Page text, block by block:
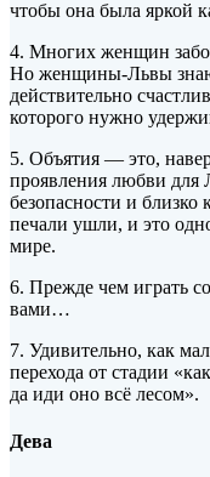
чтобы она была яркой
4. Многих женщин
Но женщины-Львы
действительно
которого нужно
5. Объятия — это,
проявления любви для
безопасности и близко
печали ушли, и это
мире.
6. Прежде чем играть
вами…
7. Удивительно, как
перехода от стадии
да иди оно всё лесом».
Дева